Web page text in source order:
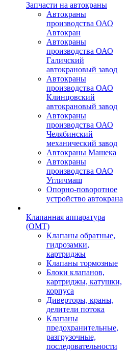
Запчасти на автокраны
Автокраны
производства ОАО
Автокран
Автокраны
производства ОАО
Галичский
автокрановый завод
Автокраны
производства ОАО
Клинцовский
автокрановый завод
Автокраны
производства ОАО
Челябинский
механический завод
Автокраны Машека
Автокраны
производства ОАО
Угличмаш
Опорно-поворотное
устройство автокрана
Клапанная аппаратура
(OMT)
Клапаны обратные,
гидрозамки,
картриджы
Клапаны тормозные
Блоки клапанов,
картриджы, катушки,
корпуса
Диверторы, краны,
делители потока
Клапаны
предохранительные,
разгрузочные,
последовательности